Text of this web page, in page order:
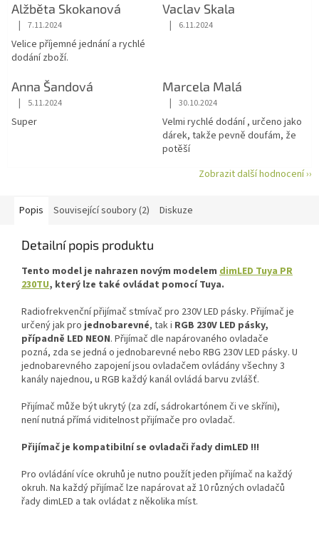
Alžběta Skokanová
Hodnocení obchodu je 5 z 5 hvězdiček.
| 7.11.2024
Velice příjemné jednání a rychlé
dodání zboží.
Vaclav Skala
Hodnocení obchodu je 5 z 5
| 6.11.2024
Anna Šandová
Hodnocení obchodu je 5 z 5 hvězdiček.
| 5.11.2024
Super
Marcela Malá
Hodnocení obchodu je 5 z 5
| 30.10.2024
Velmi rychlé dodání , určeno jako
dárek, takže pevně doufám, že
potěší
Zobrazit další hodnocení ››
Popis Související soubory (2) Diskuze
Detailní popis produktu
Tento model je nahrazen novým modelem dimLED Tuya PR
230TU, který lze také ovládat pomocí Tuya.
Radiofrekvenční přijímač stmívač pro 230V LED pásky. Přijímač je
určený jak projednobarevné, tak i RGB 230V LED pásky,
případně LED NEON. Přijímač dle napárovaného ovladače
pozná, zda se jedná o jednobarevné nebo RBG 230V LED pásky. U
jednobarevného zapojení jsou ovladačem ovládány všechny 3
kanály najednou, u RGB každý kanál ovládá barvu zvlášť.
Přijímač může být ukrytý (za zdí, sádrokartónem či ve skříni),
není nutná přímá viditelnost přijímače pro ovladač.
Přijímač je kompatibilní se ovladači řady dimLED !!!
Pro ovládání více okruhů je nutno použít jeden přijímač na každý
okruh. Na každý přijímač lze napárovat až 10 různých ovladačů
řady dimLED a tak ovládat z několika míst.